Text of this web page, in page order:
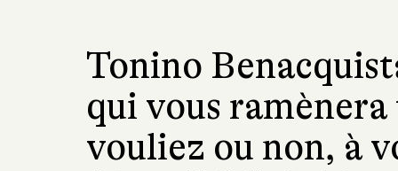
Tonino
qui vous
vouliez ou non, à